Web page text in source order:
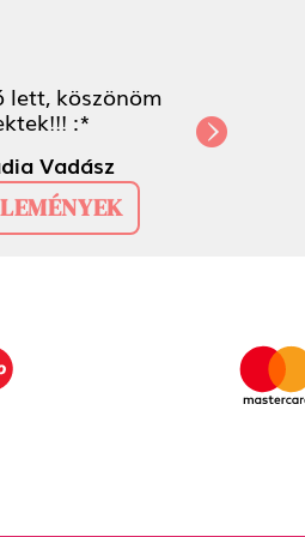
lett, köszönöm
:*
Vadász
Next